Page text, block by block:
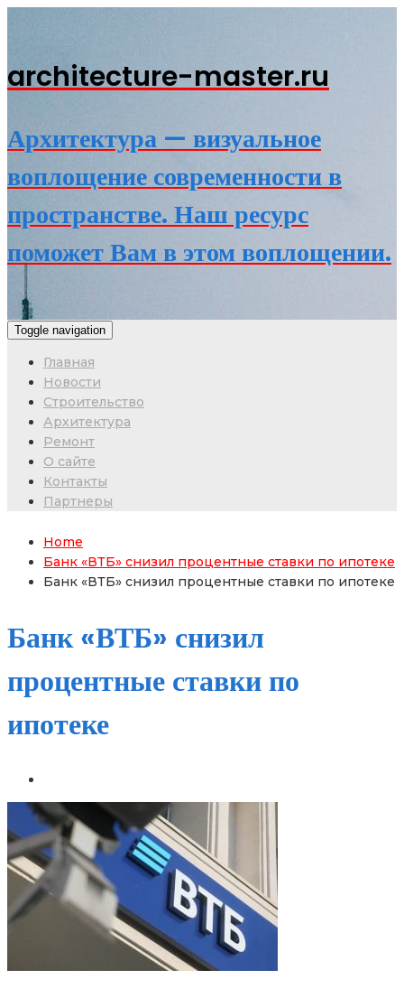
architecture-master.ru
Архитектура — визуальное
воплощение современности в
пространстве. Наш ресурс
поможет Вам в этом воплощении.
Toggle navigation
Главная
Новости
Строительство
Архитектура
Ремонт
О сайте
Контакты
Партнеры
Home
Банк «ВТБ» снизил процентные ставки по ипотеке
Банк «ВТБ» снизил процентные ставки по ипотеке
Банк «ВТБ» снизил
процентные ставки по
ипотеке